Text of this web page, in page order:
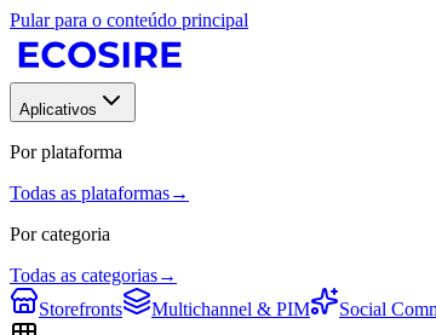
Pular para o conteúdo principal
Aplicativos
Por plataforma
Todas as plataformas→
Por categoria
Todas as categorias→
Storefronts
Multichannel & PIM Social